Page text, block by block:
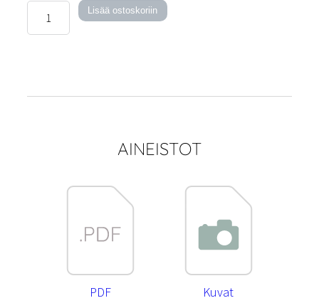
lattiavalaisinrunko
Lisää ostoskoriin
AINEISTOT
PDF Kuvat